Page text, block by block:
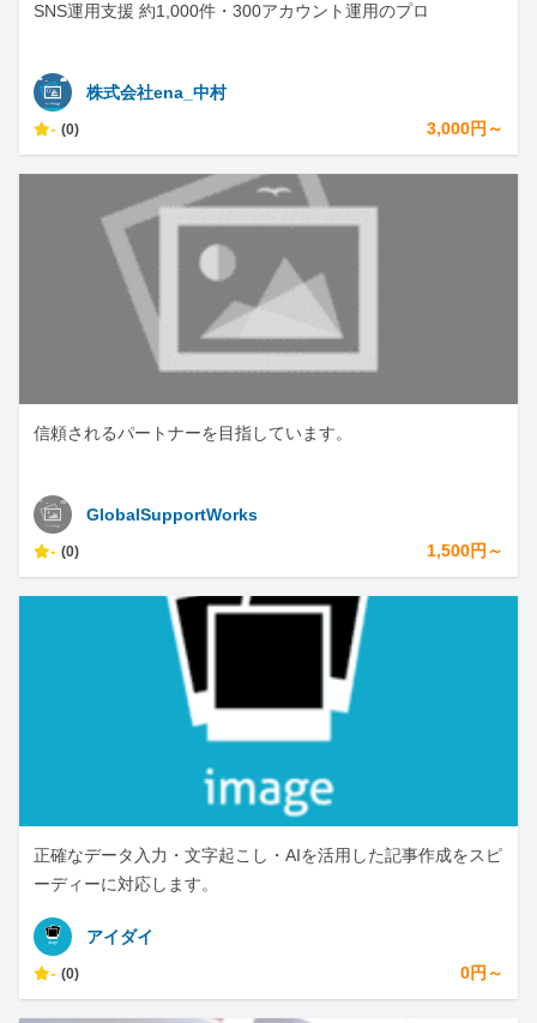
SNS運用支援 約1,000件・300アカウント運用のプロ
株式会社ena_中村
- (0) 3,000円～
信頼されるパートナーを目指しています。
GlobalSupportWorks
- (0) 1,500円～
正確なデータ入力・文字起こし・AIを活用した記事作成をスピ
ーディーに対応します。
アイダイ
- (0) 0円～